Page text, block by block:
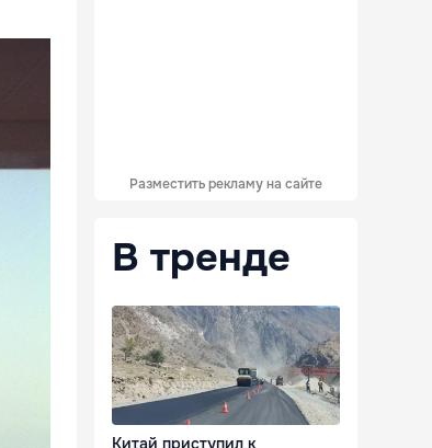
Разместить рекламу на сайте
В тренде
Китай приступил к